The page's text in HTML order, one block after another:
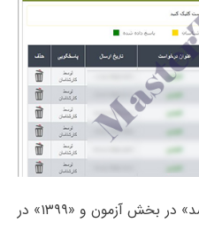
سپس با انتخاب «کارشناسی ارشد» در بخش آزمون و «۱۳۹۹» در